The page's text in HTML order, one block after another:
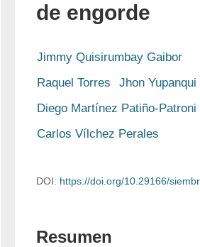
de engorde
Jimmy Quisirumbay Gaibor
Raquel Torres
Jhon Yupanqui
Diego Martínez Patiño-Patroni
Carlos Vílchez Perales
DOI: https://doi.org/10.29166/
Resumen